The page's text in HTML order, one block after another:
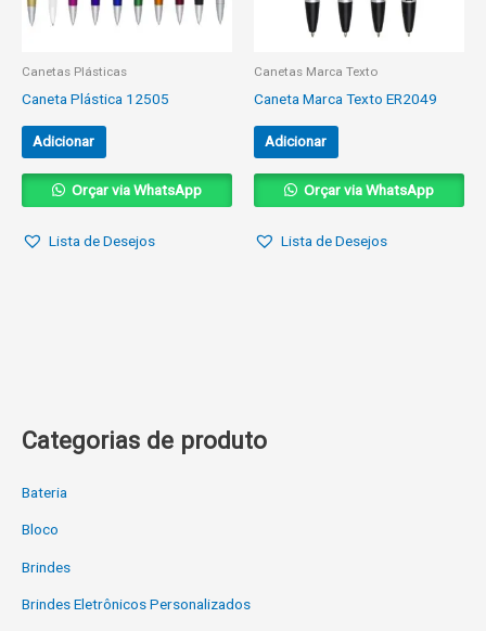
Categorias de produto
Bateria
Bloco
Brindes
Brindes Eletrônicos Personalizados
Canetas Plásticas
Caneta Plástica 12505
Adicionar
Orçar via WhatsApp
Lista de Desejos
Canetas Marca Texto
Caneta Marca Texto ER2049
Adicionar
Orçar via WhatsApp
Lista de Desejos